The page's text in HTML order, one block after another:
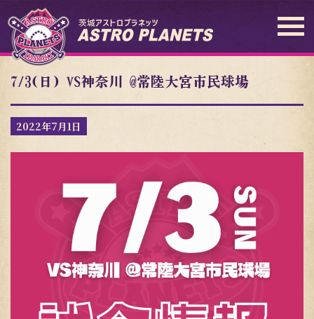
7/3(日) VS神奈川 @常陸大宮市民球場
2022年7月1日